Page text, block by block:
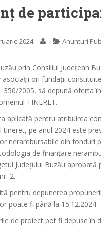
de
2024 Anunturi
prin Consiliul Județean
asociații ori fundații
350/2005, să depună oferta
TINERET.
aplicată pentru atribuirea
tineret, pe anul 2024 este
nerambursabile din fonduri
de finanțare
Județului Buzău aprobată
2.
pentru depunerea
poate fi până la 15.12.2024.
de proiect pot fi depuse în